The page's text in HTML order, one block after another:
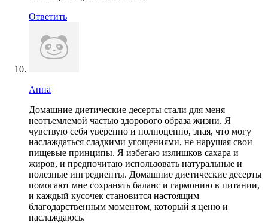
Ответить
Анна
Домашние диетические десерты стали для меня
неотъемлемой частью здорового образа жизни. Я
чувствую себя уверенно и полноценно, зная, что могу
наслаждаться сладкими угощениями, не нарушая свои
пищевые принципы. Я избегаю излишков сахара и
жиров, и предпочитаю использовать натуральные и
полезные ингредиенты. Домашние диетические десерты
помогают мне сохранять баланс и гармонию в питании,
и каждый кусочек становится настоящим
благодарственным моментом, который я ценю и
наслаждаюсь.